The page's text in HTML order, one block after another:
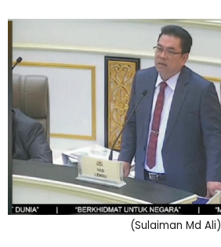
(Sulaiman Md Ali)